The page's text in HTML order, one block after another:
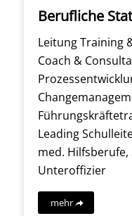
Berufliche
Leitung Training
Coach &
Leading
med.
Unteroffizier
mehr